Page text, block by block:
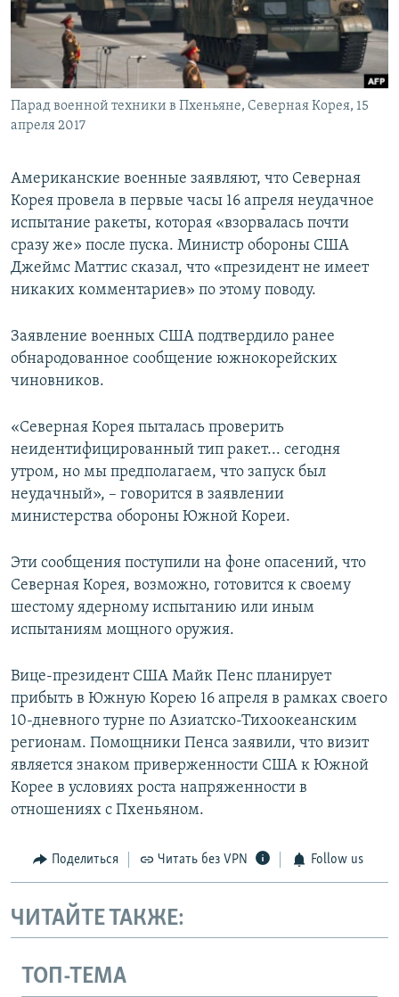
ПОБЕДИТЕЛЕЙ НЕ СУДЯТ?
КРЫМ.НЕПОКОРЕННЫЙ
ELIFBE
УКРАИНСКАЯ ПРОБЛЕМА КРЫМА
ПРИСОЕДИНЯЙТЕСЬ!
Парад военной техники в Пхеньяне, Северная Корея, 15
апреля 2017
Американские военные заявляют, что Северная
Корея провела в первые часы 16 апреля неудачное
испытание ракеты, которая «взорвалась почти
сразу же» после пуска. Министр обороны США
Джеймс Маттис сказал, что «президент не имеет
никаких комментариев» по этому поводу.
Заявление военных США подтвердило ранее
обнародованное сообщение южнокорейских
чиновников.
«Северная Корея пыталась проверить
неидентифицированный тип ракет... сегодня
утром, но мы предполагаем, что запуск был
неудачный», – говорится в заявлении
министерства обороны Южной Кореи.
Эти сообщения поступили на фоне опасений, что
Северная Корея, возможно, готовится к своему
шестому ядерному испытанию или иным
испытаниям мощного оружия.
Вице-президент США Майк Пенс планирует
прибыть в Южную Корею 16 апреля в рамках своего
10-дневного турне по Азиатско-Тихоокеанским
регионам. Помощники Пенса заявили, что визит
является знаком приверженности США к Южной
Корее в условиях роста напряженности в
отношениях с Пхеньяном.
Поделиться Читать без VPN Follow us
ЧИТАЙТЕ ТАКЖЕ:
ТОП-ТЕМА